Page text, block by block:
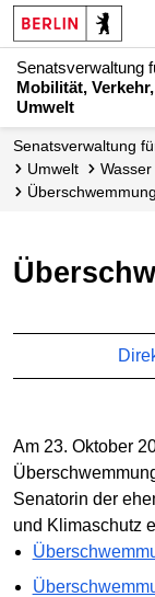
Senatsverwaltung
Mobilität,
Umwelt
Senatsverwaltung
Umwelt
Am 23. Oktober
Senatorin der
und Klimaschutz